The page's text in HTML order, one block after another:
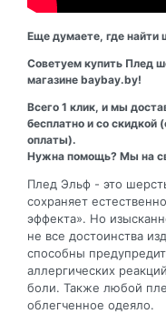
Еще думаете, где найти
Советуем купить Плед
магазине baybay.by!
Всего 1 клик, и мы
бесплатно и со скидкой
оплаты).
Нужна помощь? Мы на
Плед Эльф - это
сохраняет
эффекта». Но
не все достоинства
способны
аллергических
боли. Также любой
облегченное одеяло.